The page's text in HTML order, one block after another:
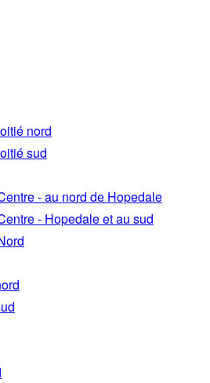
nord
sud
- au nord de Hopedale
- Hopedale et au sud